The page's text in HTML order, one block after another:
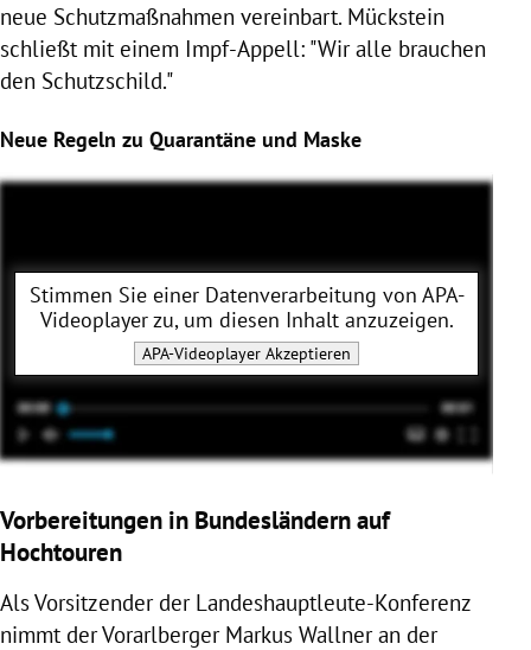
neue Schutzmaßnahmen vereinbart. Mückstein
schließt mit einem Impf-Appell: "Wir alle brauchen
den Schutzschild."
Neue Regeln zu Quarantäne und Maske
Stimmen Sie einer Datenverarbeitung von APA-
Videoplayerzu, um diesen Inhalt anzuzeigen.
APA-Videoplayer Akzeptieren
Vorbereitungen in Bundesländern auf
Hochtouren
Als Vorsitzender der Landeshauptleute-Konferenz
nimmt der Vorarlberger Markus Wallner an der